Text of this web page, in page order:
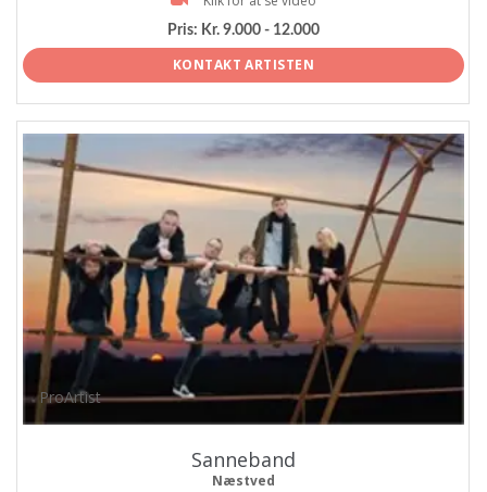
Pris: Kr. 9.000 - 12.000
KONTAKT ARTISTEN
ProArtist
Sanneband
Næstved